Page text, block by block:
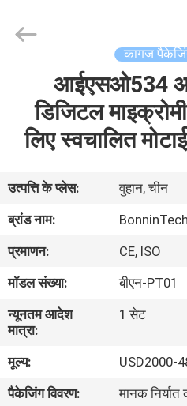
उत्पादों
वीडियो
बारे
में
कारखाना
भ्रमण
कागज
आईएसओ534
डिजिटल
लिए स्वचालित
उत्पत्ति के प्लेस:
वुहान, चीन
ब्रांड नाम:
BonninTech
प्रमाणन:
CE, ISO
मॉडल संख्या:
बीएन-PT01
न्यूनतम आदेश
मात्रा:
1 सेट
मूल्य:
USD2000-
पैकेजिंग विवरण:
मानक निर्यात